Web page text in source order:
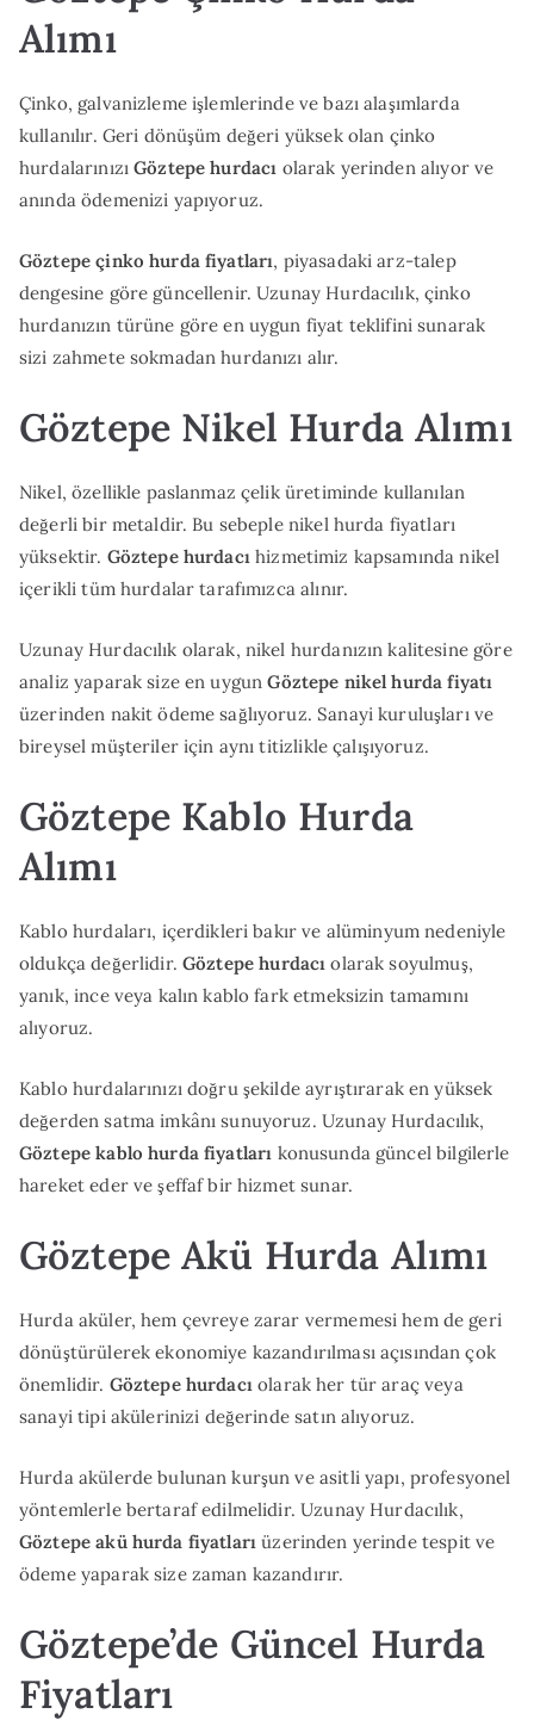
Alımı
Çinko, galvanizleme işlemlerinde ve bazı alaşımlarda
kullanılır. Geri dönüşüm değeri yüksek olan çinko
hurdalarınızıGöztepe hurdacı olarak yerinden alıyor ve
anında ödemenizi yapıyoruz.
Göztepe çinko hurda fiyatları, piyasadaki arz-talep
dengesine göre güncellenir. Uzunay Hurdacılık, çinko
hurdanızın türüne göre en uygun fiyat teklifini sunarak
sizi zahmete sokmadan hurdanızı alır.
Göztepe Nikel Hurda Alımı
Nikel, özellikle paslanmaz çelik üretiminde kullanılan
değerli bir metaldir. Bu sebeple nikel hurda fiyatları
yüksektir. Göztepe hurdacı hizmetimiz kapsamında nikel
içerikli tüm hurdalar tarafımızca alınır.
Uzunay Hurdacılık olarak, nikel hurdanızın kalitesine göre
analiz yaparak size en uygunGöztepe nikel hurda fiyatı
üzerinden nakit ödeme sağlıyoruz. Sanayi kuruluşları ve
bireysel müşteriler için aynı titizlikle çalışıyoruz.
Göztepe Kablo Hurda
Alımı
Kablo hurdaları, içerdikleri bakır ve alüminyum nedeniyle
oldukça değerlidir. Göztepe hurdacı olarak soyulmuş,
yanık, ince veya kalın kablo fark etmeksizin tamamını
alıyoruz.
Kablo hurdalarınızı doğru şekilde ayrıştırarak en yüksek
değerden satma imkânı sunuyoruz. Uzunay Hurdacılık,
Göztepe kablo hurda fiyatları konusunda güncel bilgilerle
hareket eder ve şeffaf bir hizmet sunar.
Göztepe Akü Hurda Alımı
Hurda aküler, hem çevreye zarar vermemesi hem de geri
dönüştürülerek ekonomiye kazandırılması açısından çok
önemlidir. Göztepe hurdacı olarak her tür araç veya
sanayi tipi akülerinizi değerinde satın alıyoruz.
Hurda akülerde bulunan kurşun ve asitli yapı, profesyonel
yöntemlerle bertaraf edilmelidir. Uzunay Hurdacılık,
Göztepe akü hurda fiyatları üzerinden yerinde tespit ve
ödeme yaparak size zaman kazandırır.
Göztepe’de Güncel Hurda
Fiyatları